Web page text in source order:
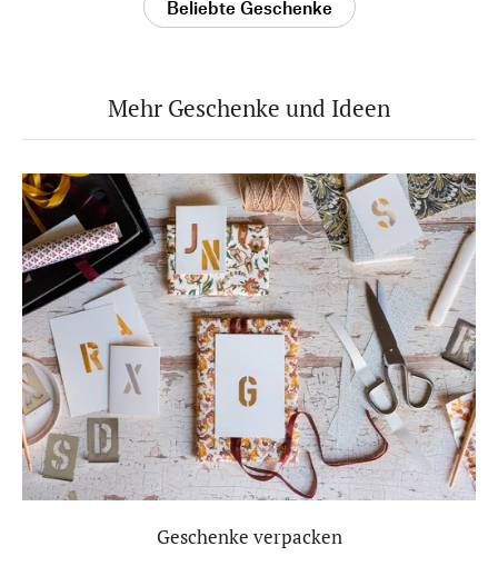
Beliebte Geschenke
Mehr Geschenke und Ideen
Geschenke verpacken